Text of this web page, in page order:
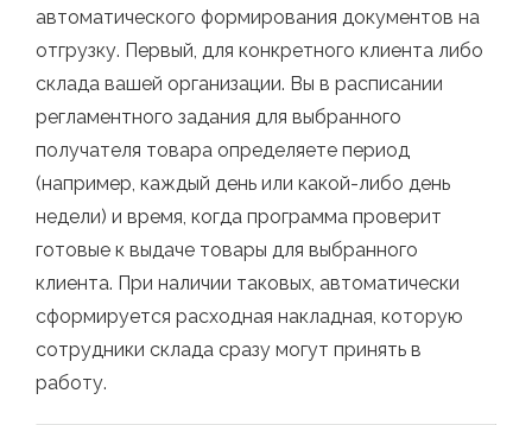
автоматического формирования документов на
отгрузку. Первый, для конкретного клиента либо
склада вашей организации. Вы в расписании
регламентного задания для выбранного
получателя товара определяете период
(например, каждый день или какой-либо день
недели) и время, когда программа проверит
готовые к выдаче товары для выбранного
клиента. При наличии таковых, автоматически
сформируется расходная накладная, которую
сотрудники склада сразу могут принять в
работу.